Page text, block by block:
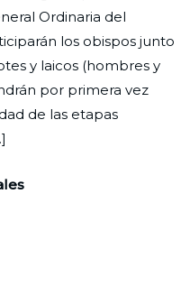
Ordinaria del
los obispos junto
y laicos (hombres y
por primera vez
de las etapas